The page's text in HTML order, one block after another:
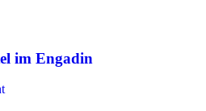
im Engadin